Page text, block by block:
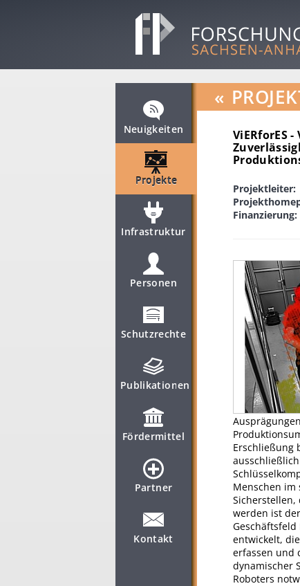
Neuigkeiten
Projekte
Infrastruktur
Personen
Schutzrechte
Publikationen
Fördermittel
Partner
Kontakt
«
ViERforES
Projektleiter:
Finanzierung:
Erschließung
Menschen im
Sicherstellen,
werden ist
Geschäftsfeld
entwickelt,
erfassen und
dynamischer
Roboters